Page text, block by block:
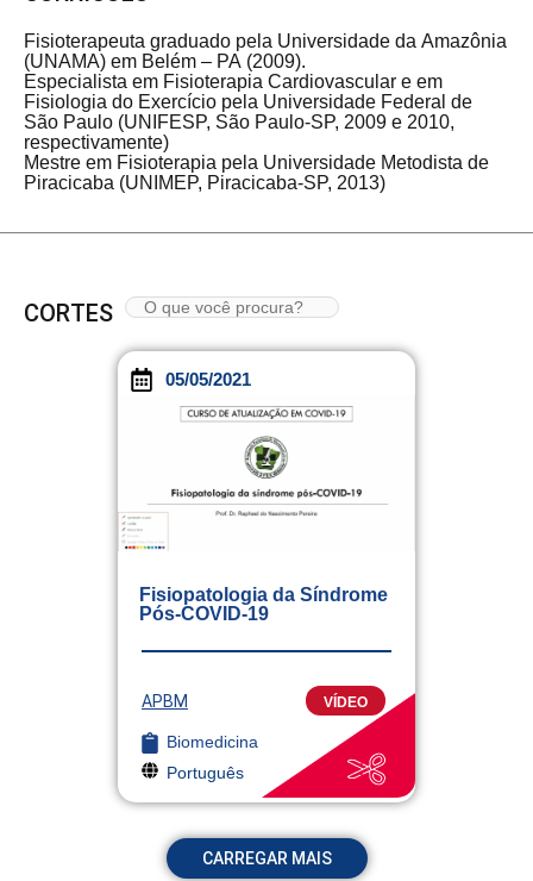
Fisioterapeuta graduado pela Universidade da Amazônia
(UNAMA) em Belém – PA (2009).
Especialista em Fisioterapia Cardiovascular e em
Fisiologia do Exercício pela Universidade Federal de
São Paulo (UNIFESP, São Paulo-SP, 2009 e 2010,
respectivamente)
Mestre em Fisioterapia pela Universidade Metodista de
Piracicaba (UNIMEP, Piracicaba-SP, 2013)
CORTES
05/05/2021
Fisiopatologia da Síndrome
Pós-COVID-19
APBM VÍDEO
Biomedicina
Português
CARREGAR MAIS